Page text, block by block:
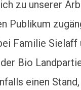
zu unserer
Publikum
Familie Sielaff
Bio
einen